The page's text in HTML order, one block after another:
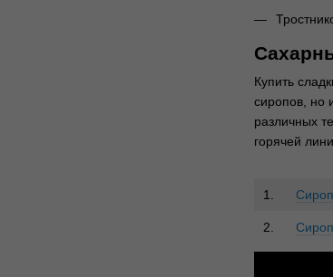
Купить
сиропов, но
различных
горячей
1.
2.